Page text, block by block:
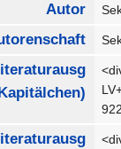
Autor